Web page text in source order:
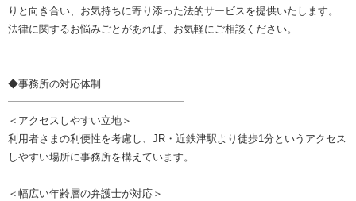
りと向き合い、お気持ちに寄り添った法的サービスを提供いたします。
法律に関するお悩みごとがあれば、お気軽にご相談ください。
◆事務所の対応体制
━━━━━━━━━━━━━━━━━
＜アクセスしやすい立地＞
利用者さまの利便性を考慮し、JR・近鉄津駅より徒歩1分というアクセス
しやすい場所に事務所を構えています。
＜幅広い年齢層の弁護士が対応＞